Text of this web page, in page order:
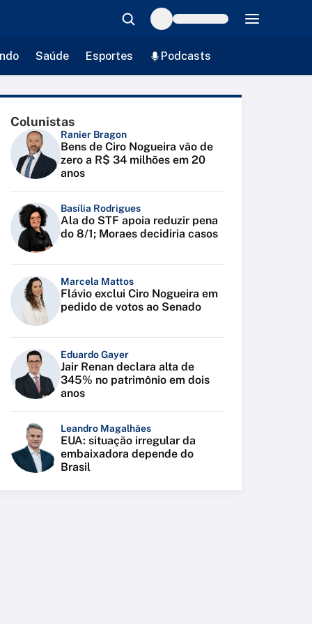
Saúde Esportes Podcasts
Colunistas
Ranier Bragon
Bens de Ciro Nogueira vão de
zero a R$ 34 milhões em 20
anos
Basília Rodrigues
Ala do STF apoia reduzir pena
do 8/1; Moraes decidiria casos
Marcela Mattos
Flávio exclui Ciro Nogueira em
pedido de votos ao Senado
Eduardo Gayer
Jair Renan declara alta de
345% no patrimônio em dois
anos
Leandro Magalhães
EUA: situação irregular da
embaixadora depende do
Brasil